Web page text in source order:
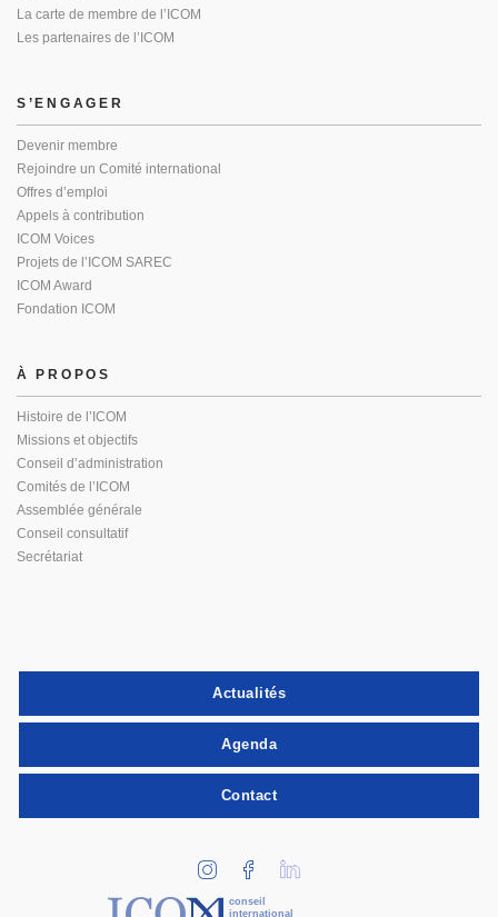
La carte de membre de l’ICOM
Les partenaires de l’ICOM
S’ENGAGER
Devenir membre
Rejoindre un Comité international
Offres d’emploi
Appels à contribution
ICOM Voices
Projets de l’ICOM SAREC
ICOM Award
Fondation ICOM
À PROPOS
Histoire de l’ICOM
Missions et objectifs
Conseil d’administration
Comités de l’ICOM
Assemblée générale
Conseil consultatif
Secrétariat
Actualités
Agenda
Contact
conseil
international